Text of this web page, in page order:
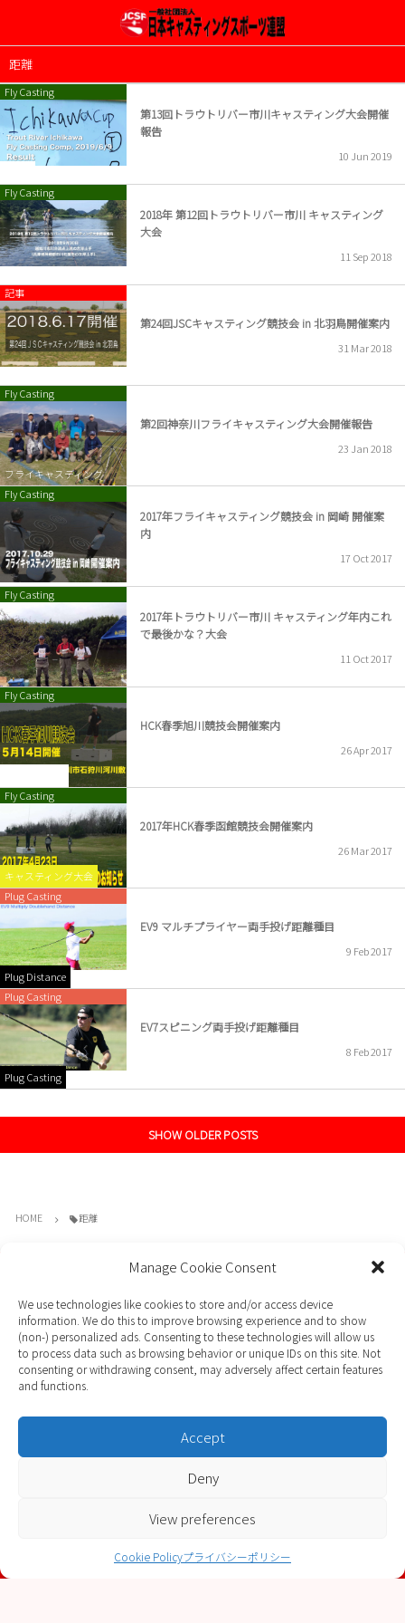
Manage Cookie Consent
We use technologies like cookies to store and/or access device
information. We do this to improve browsing experience and to show
(non-) personalized ads. Consenting to these technologies will allow us
to process data such as browsing behavior or unique IDs on this site. Not
consenting or withdrawing consent, may adversely affect certain features
and functions.
Accept
Deny
View preferences
Cookie Policyプライバシーポリシー
距離
Fly Casting
第13回トラウトリバー市川キャスティング大会開催
報告
10 Jun2019
Fly Casting
2018年 第12回トラウトリバー市川 キャスティング
大会
11 Sep2018
記事
第24回JSCキャスティング競技会 in 北羽鳥開催案内
31 Mar2018
Fly Casting
フライキャスティング
第2回神奈川フライキャスティング大会開催報告
23 Jan2018
Fly Casting
2017年フライキャスティング競技会 in 岡崎 開催案
内
17Oct2017
Fly Casting
2017年トラウトリバー市川 キャスティング年内これ
で最後かな？大会
11 Oct2017
Fly Casting
HCK春季旭川競技会開催案内
26Apr2017
Fly Casting
キャスティング大会
2017年HCK春季函館競技会開催案内
26Mar2017
Plug Casting
Plug Distance
EV9 マルチプライヤー両手投げ距離種目
9 Feb2017
Plug Casting
Plug Casting
EV7スピニング両手投げ距離種目
8 Feb2017
SHOW OLDER POSTS
HOME 距離
TOP
JCSFからのお知らせ
2026年度大会開催案内
定款
組織・委員会
事業計画及び事業報告
JCSFへの登録
Fly Casting ルール
2025年度大会開催案内
2024年度大会開催案内
2023年度大会開催案内
2022年度大会 ( 案内 & 結果 )
2020年度大会開催情報
2019年度大会案内
2018年度大会案內
2017年度大会案内
2016年度大会一覧
ホーム 先頭へ